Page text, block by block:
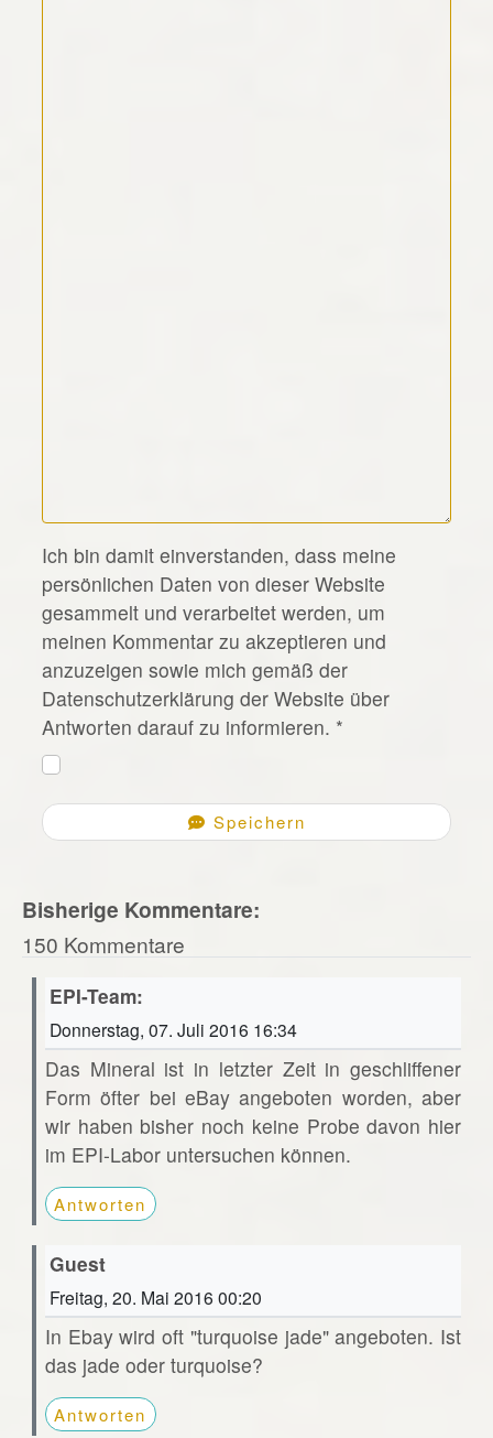
*
Ich bin damit einverstanden, dass meine
persönlichen Daten von dieser Website
gesammelt und verarbeitet werden, um
meinen Kommentar zu akzeptieren und
anzuzeigen sowie mich gemäß der
Datenschutzerklärung der Website über
Antworten darauf zu informieren. *
Speichern
Bisherige Kommentare:
150 Kommentare
EPI-Team:
Donnerstag, 07. Juli 2016 16:34
Das Mineral ist in letzter Zeit in geschliffener
Form öfter bei eBay angeboten worden, aber
wir haben bisher noch keine Probe davon hier
im EPI-Labor untersuchen können.
Antworten
Guest
Freitag, 20. Mai 2016 00:20
In Ebay wird oft "turquoise jade" angeboten. Ist
das jade oder turquoise?
Antworten